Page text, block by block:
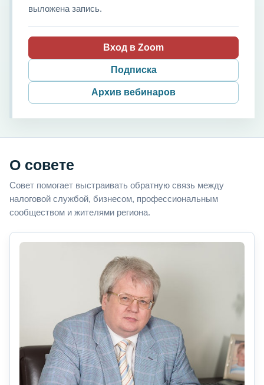
выложена запись.
Вход в Zoom
Подписка
Архив вебинаров
О совете
Совет помогает выстраивать обратную связь между
налоговой службой, бизнесом, профессиональным
сообществом и жителями региона.